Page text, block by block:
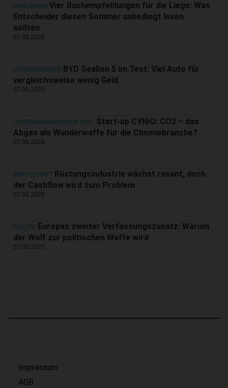
PANORAMA Vier Buchempfehlungen für die Liege: Was
Entscheider diesen Sommer unbedingt lesen
sollten
07.08.2026
UNTERNEHMEN
BYD Sealion 5 im Test: Viel Auto für
vergleichsweise wenig Geld
07.08.2026
UNTERNEHMENSPORTRÄT Start-up CYNiO: CO2 – das
Abgas als Wunderwaffe für die Chemiebranche?
07.08.2026
WIRTSCHAFT Rüstungsindustrie wächst rasant, doch
der Cashflow wird zum Problem
07.08.2026
POLITIK Europas zweiter Verfassungszusatz: Warum
der Wolf zur politischen Waffe wird
07.08.2026
Impressum
AGB